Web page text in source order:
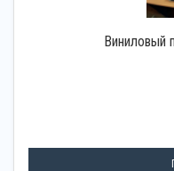
Виниловый